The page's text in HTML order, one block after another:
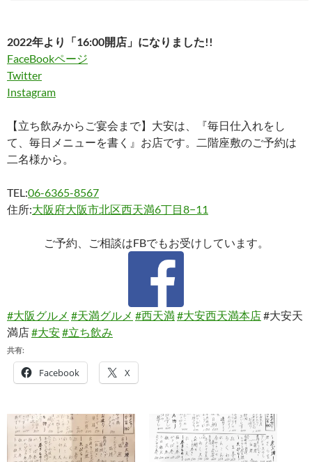
2022年より「16:00開店」になりました!!
FaceBookページ
Twitter
Instagram
【立ち飲みからご宴会まで】大安は、『毎日仕入れをし
て、毎日メニューを書く』お店です。二階座敷のご予約は
二名様から。
TEL:06-6365-8567
住所:大阪府大阪市北区西天満6丁目8−11
ご予約、ご相談はFBでもお受けしています。
#大阪グルメ #天満グルメ #西天満#大安西天満本店#大安天
満店#大安#立ち飲み
共有:
Facebook X